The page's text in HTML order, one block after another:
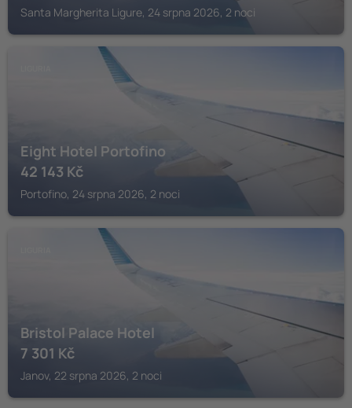
Santa Margherita Ligure, 24 srpna 2026, 2 noci
Eight Hotel Portofino
42 143 Kč
Portofino, 24 srpna 2026, 2 noci
Bristol Palace Hotel
7 301 Kč
Janov, 22 srpna 2026, 2 noci